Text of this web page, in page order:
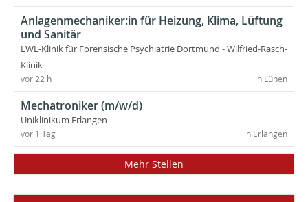
Anlagenmechaniker:in für Heizung, Klima, Lüftung
und Sanitär
LWL-Klinik für Forensische Psychiatrie Dortmund - Wilfried-Rasch-
Klinik
in Lünen
vor 22 h
Mechatroniker (m/w/d)
Uniklinikum Erlangen
in Erlangen
vor 1 Tag
Mehr Stellen